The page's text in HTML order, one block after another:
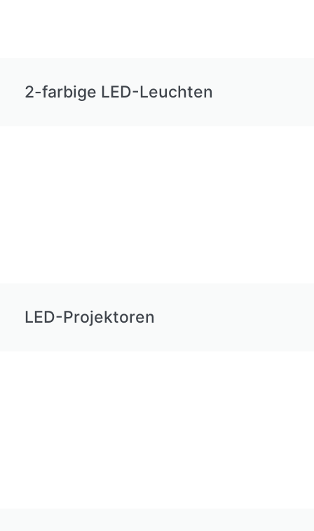
2-farbige LED-Leuchten
LED-Projektoren